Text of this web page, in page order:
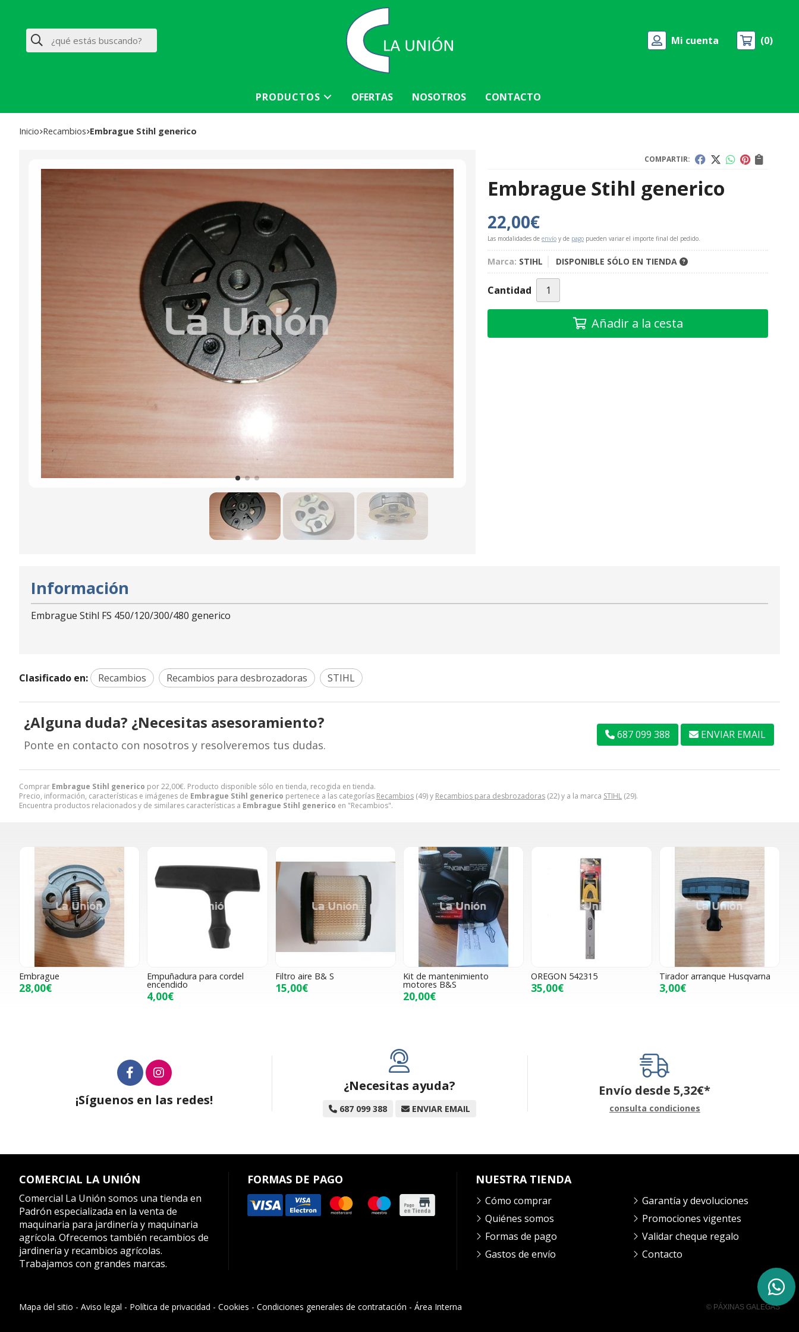
Buscar Mi cuenta 0
PRODUCTOS OFERTAS NOSOTROS CONTACTO
Inicio recambios Embrague Stihl generico
COMPARTIR:
Embrague Stihl generico
22,00€
Las modalidades de envío y de pago pueden variar el importe final del pedido.
Marca: STIHL DISPONIBLE SÓLO EN TIENDA
Cantidad
Añadir a la cesta
Comprar Embrague Stihl generico por22,00€. Producto disponible sólo en tienda, recogida en tienda.
Precio, información, características e imágenes de Embrague Stihl generico pertenece a las categorías Recambios (49) y Recambios para desbrozadoras (22) y a la marca STIHL (29).
Encuentra productos relacionados y de similares características a Embrague Stihl generico en "Recambios".
Información
Embrague Stihl FS 450/120/300/480 generico
Clasificado en: Recambios Recambios para desbrozadoras STIHL
¿Alguna duda? ¿Necesitas asesoramiento?
Ponte en contacto con nosotros y resolveremos tus dudas.
687 099 388 ENVIAR EMAIL
Embrague
28,00€
Empuñadura para cordel
encendido
4,00€
Filtro aire B& S
15,00€
Kit de mantenimiento
motores B&S
20,00€
OREGON 542315
35,00€
Tirador arranque Husqvarna
3,00€
¡Síguenos en las redes!
¿Necesitas ayuda?
687 099 388 ENVIAR EMAIL
Envío desde5,32€*
consulta condiciones
COMERCIAL LA UNIÓN
Comercial La Unión somos una tienda en
Padrón especializada en la venta de
maquinaria para jardinería y maquinaria
agrícola. Ofrecemos también recambios de
jardinería y recambios agrícolas.
Trabajamos con grandes marcas.
FORMAS DE PAGO NUESTRA TIENDA
Cómo comprar
Quiénes somos
Formas de pago
Gastos de envío
Garantía y devoluciones
Promociones vigentes
Validar cheque regalo
Contacto
Mapa del sitio - Aviso legal - Política de privacidad - Cookies - Condiciones generales de contratación - Área Interna © PÁXINAS GALEGAS